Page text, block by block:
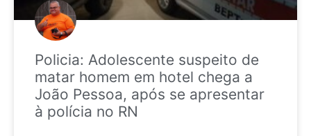
Policia: Adolescente suspeito de
matar homem em hotel chega a
João Pessoa, após se apresentar
à polícia no RN